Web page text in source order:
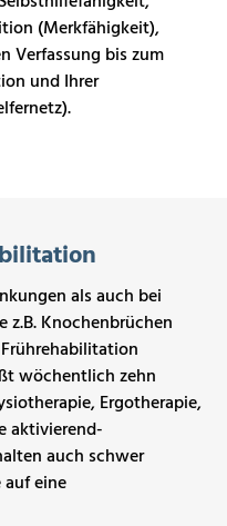
(Merkfähigkeit),
Verfassung bis zum
und Ihrer
als auch bei
Knochenbrüchen
wöchentlich zehn
Ergotherapie,
aktivierend-
auch schwer
eine